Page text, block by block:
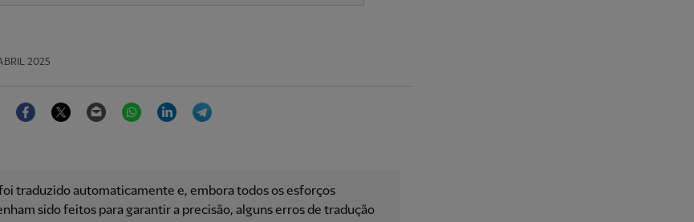
ABRIL 2025
FacebookTwitter Email WhatsAppLinkedIn
traduzido automaticamente e, embora todos os esforços
sido feitos para garantir a precisão, alguns erros de tradução